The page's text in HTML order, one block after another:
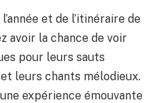
et de l’itinéraire de
avoir la chance de voir
pour leurs sauts
leurs chants mélodieux.
expérience émouvante